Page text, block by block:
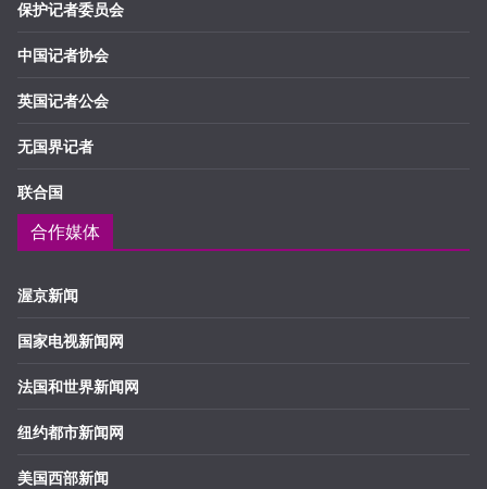
保护记者委员会
中国记者协会
英国记者公会
无国界记者
联合国
合作媒体
渥京新闻
国家电视新闻网
法国和世界新闻网
纽约都市新闻网
美国西部新闻